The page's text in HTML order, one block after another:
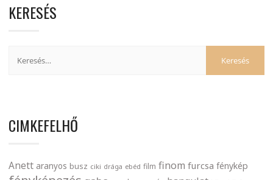
KERESÉS
CIMKEFELHŐ
Anett aranyos busz ciki drága ebéd film finom furcsa fénykép